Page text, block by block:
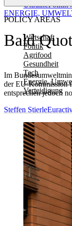
POLICY AREAS
Wirtschaft
Politik
Agrifood
Gesundheit
Tech
Energie,
Verteidigung
UkrainePolitik
Bald
Im
der EU-Kommission
entsprechen jedoch
ENERGIE,
Steffen Stierle